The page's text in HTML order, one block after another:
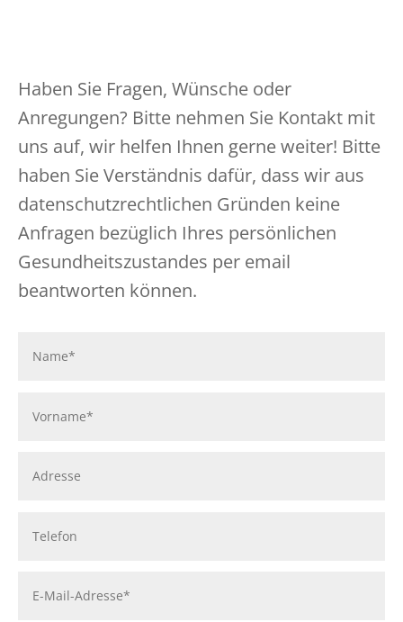
Haben Sie Fragen, Wünsche oder
Anregungen? Bitte nehmen Sie Kontakt mit
uns auf, wir helfen Ihnen gerne weiter! Bitte
haben Sie Verständnis dafür, dass wir aus
datenschutzrechtlichen Gründen keine
Anfragen bezüglich Ihres persönlichen
Gesundheitszustandes per email
beantworten können.